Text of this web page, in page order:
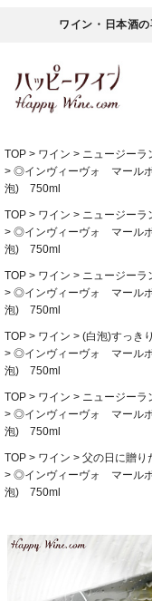
ワイン・日本酒
TOP ワイン
ニュージーラ
◎インヴィーヴォ マール
泡) 750ml
TOP ワイン ニュージーラ
◎インヴィーヴォ マール
泡) 750ml
TOP ワイン ニュージーラ
◎インヴィーヴォ マール
泡) 750ml
TOP ワイン
(白泡)すっき
◎インヴィーヴォ マール
泡) 750ml
TOP ワイン ニュージーラ
◎インヴィーヴォ マール
泡) 750ml
TOP ワイン
父の日に贈り
◎インヴィーヴォ マール
泡) 750ml